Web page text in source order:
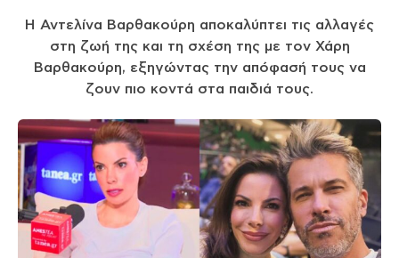
Η Αντελίνα Βαρθακούρη αποκαλύπτει τις αλλαγές
στη ζωή της και τη σχέση της με τον Χάρη
Βαρθακούρη, εξηγώντας την απόφασή τους να
ζουν πιο κοντά στα παιδιά τους.